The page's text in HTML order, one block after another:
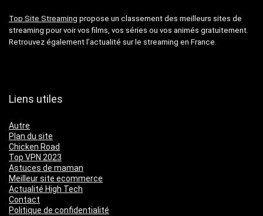
Top Site Streaming propose un classement des meilleurs sites de
streaming pour voir vos films, vos séries ou vos animés gratuitement.
Retrouvez également l’actualité sur le streaming en France.
Liens utiles
Autre
Plan du site
Chicken Road
Top VPN 2023
Astuces de maman
Meilleur site ecommerce
Actualité High Tech
Contact
Politique de confidentialité